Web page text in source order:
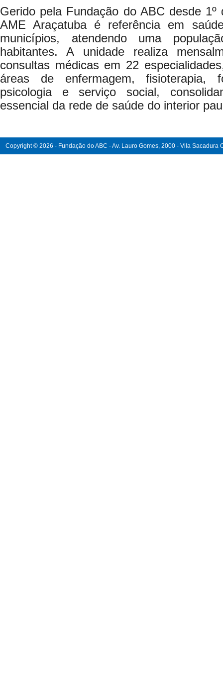
Gerido pela Fundação do ABC desde
AME Araçatuba é referência em
municípios, atendendo uma
habitantes. A unidade realiza
consultas médicas em 22
áreas de enfermagem, fisioterapia,
psicologia e serviço social,
essencial da rede de saúde do interior
Copyright © 2026 - Fundação do ABC - Av. Lauro Gomes, 2000 - Vila